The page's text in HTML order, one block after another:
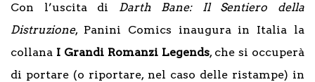
Con l’uscita di Darth Bane: Il Sentiero della
Distruzione, Panini Comics inaugura in Italia la
collana I Grandi Romanzi Legends, che si occuperà
di portare (o riportare, nel caso delle ristampe) in